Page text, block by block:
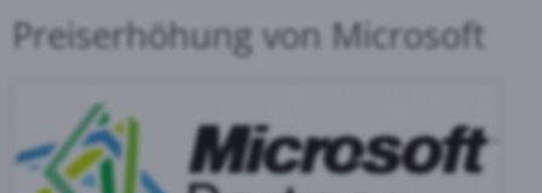
Preiserhöhung von Microsoft